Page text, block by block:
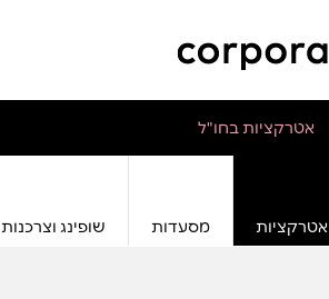
אטרקציות בחו"ל
אטרקציות מסעדות שופינג וצרכנות